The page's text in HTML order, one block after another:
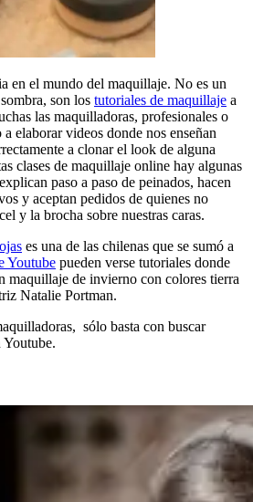
en el mundo del maquillaje. No es un
son los tutoriales de maquillaje a
las maquilladoras, profesionales o
elaborar videos donde nos enseñan
a clonar el look de alguna
clases de maquillaje online hay algunas
paso a paso de peinados, hacen
y aceptan pedidos de quienes no
y la brocha sobre nuestras caras.
es una de las chilenas que se sumó a
Youtube pueden verse tutoriales donde
maquillaje de invierno con colores tierra
Natalie Portman.
sólo basta con buscar